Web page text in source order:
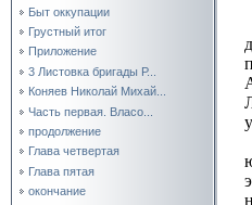
Быт оккупации
Грустный итог
Приложение
3 Листовка бригады Р...
Коняев Николай Михай...
Часть первая. Власо...
продолжение
Глава четвертая
Глава пятая
окончание